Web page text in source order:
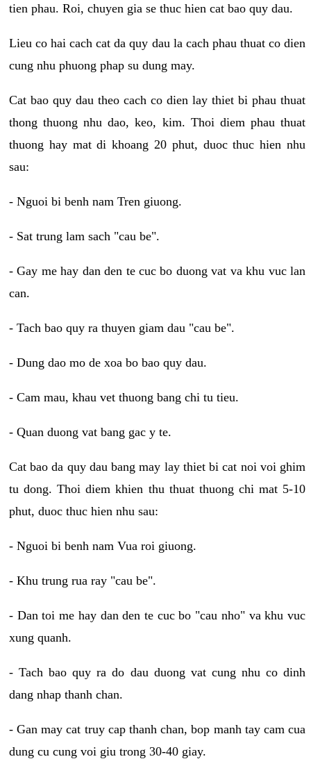
tien phau. Roi, chuyen gia se thuc hien cat bao quy dau.
Lieu co hai cach cat da quy dau la cach phau thuat co dien
cung nhu phuong phap su dung may.
Cat bao quy dau theo cach co dien lay thiet bi phau thuat
thong thuong nhu dao, keo, kim. Thoi diem phau thuat
thuong hay mat di khoang 20 phut, duoc thuc hien nhu
sau:
- Nguoi bi benh nam Tren giuong.
- Sat trung lam sach "cau be".
- Gay me hay dan den te cuc bo duong vat va khu vuc lan
can.
- Tach bao quy ra thuyen giam dau "cau be".
- Dung dao mo de xoa bo bao quy dau.
- Cam mau, khau vet thuong bang chi tu tieu.
- Quan duong vat bang gac y te.
Cat bao da quy dau bang may lay thiet bi cat noi voi ghim
tu dong. Thoi diem khien thu thuat thuong chi mat 5-10
phut, duoc thuc hien nhu sau:
- Nguoi bi benh nam Vua roi giuong.
- Khu trung rua ray "cau be".
- Dan toi me hay dan den te cuc bo "cau nho" va khu vuc
xung quanh.
- Tach bao quy ra do dau duong vat cung nhu co dinh
dang nhap thanh chan.
- Gan may cat truy cap thanh chan, bop manh tay cam cua
dung cu cung voi giu trong 30-40 giay.